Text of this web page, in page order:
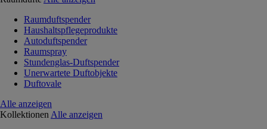
Raumduftspender
Haushaltspflegeprodukte
Autoduftspender
Raumspray
Stundenglas-Duftspender
Unerwartete Duftobjekte
Duftovale
Alle anzeigen
Kollektionen Alle anzeigen